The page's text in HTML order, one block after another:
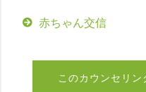
赤ちゃん交信
このカウンセリ